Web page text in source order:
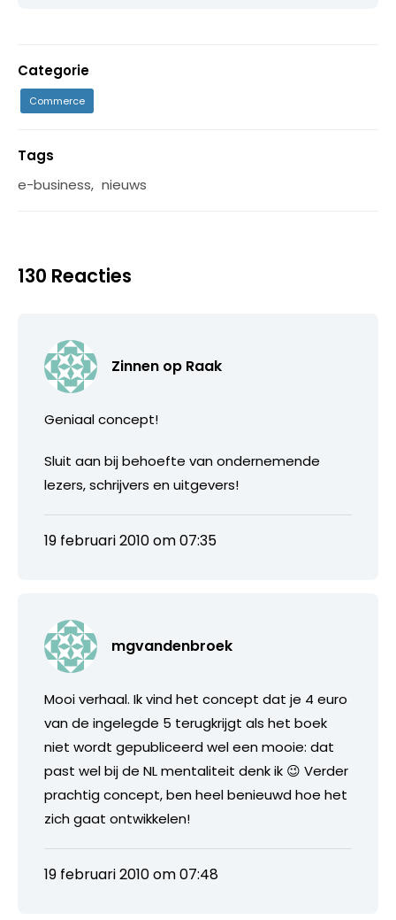
Categorie
Commerce
Tags
e-business, nieuws
130 Reacties
Zinnen op Raak
Geniaal concept!
Sluit aan bij behoefte van ondernemende
lezers, schrijvers en uitgevers!
19 februari 2010 om 07:35
mgvandenbroek
Mooi verhaal. Ik vind het concept dat je 4 euro
van de ingelegde 5 terugkrijgt als het boek
niet wordt gepubliceerd wel een mooie: dat
past wel bij de NL mentaliteit denk ik 😉 Verder
prachtig concept, ben heel benieuwd hoe het
zich gaat ontwikkelen!
19 februari 2010 om 07:48